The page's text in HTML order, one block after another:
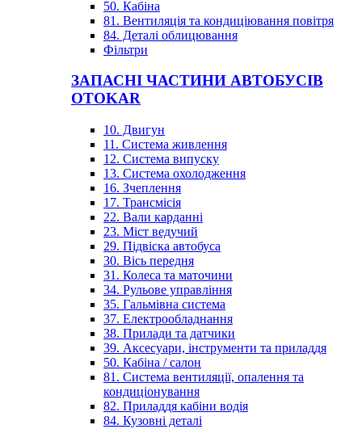
50. Кабіна
81. Вентиляція та кондиціювання повітря
84. Деталі облицювання
Фільтри
ЗАПАСНІ ЧАСТИНИ АВТОБУСІВ
OTOKAR
10. Двигун
11. Система живлення
12. Система випуску
13. Система охолодження
16. Зчеплення
17. Трансмісія
22. Вали карданні
23. Міст ведучий
29. Підвіска автобуса
30. Вісь передня
31. Колеса та маточини
34. Рульове управління
35. Гальмівна система
37. Електрообладнання
38. Прилади та датчики
39. Аксесуари, інструменти та приладдя
50. Кабіна / салон
81. Система вентиляції, опалення та
кондиціонування
82. Приладдя кабіни водія
84. Кузовні деталі